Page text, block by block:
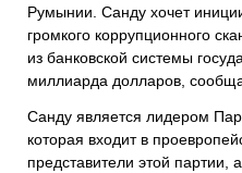
Румынии. Санду хочет
громкого коррупционного
из банковской системы
миллиарда долларов,
Санду является лидером
которая входит в
представители этой